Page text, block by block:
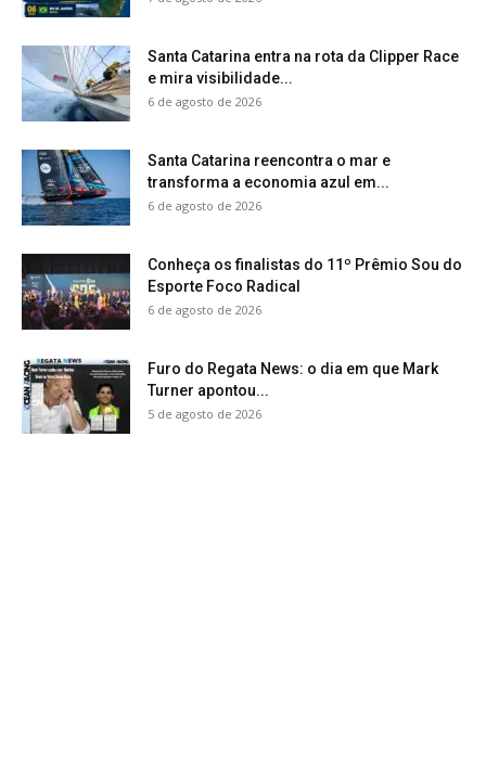
Santa Catarina entra na rota da Clipper Race
e mira visibilidade...
6 de agosto de 2026
Santa Catarina reencontra o mar e
transforma a economia azul em...
6 de agosto de 2026
Conheça os finalistas do 11º Prêmio Sou do
Esporte Foco Radical
6 de agosto de 2026
Furo do Regata News: o dia em que Mark
Turner apontou...
5 de agosto de 2026